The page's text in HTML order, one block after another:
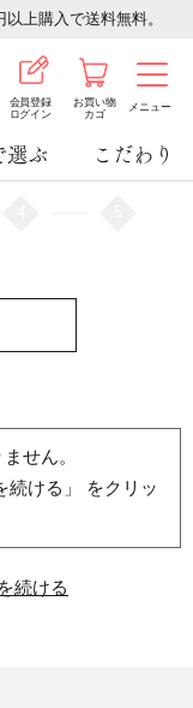
上購入で送料無料。
会員登録
ログイン
お買い物
カゴ
メニュー
選ぶ こだわり
せん。
続ける」 をクリッ
続ける